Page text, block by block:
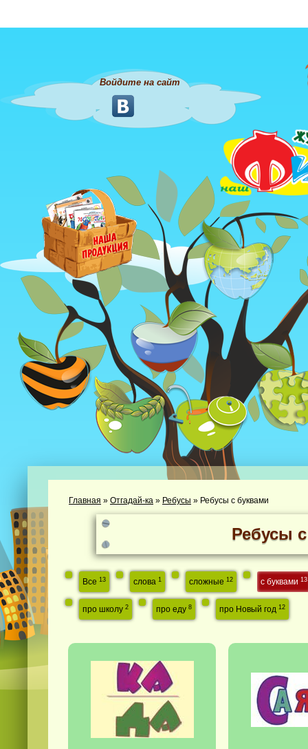
Войдите на сайт
Главная » Отгадай-ка » Ребусы » Ребусы с буквами
Ребусы
Все 13 слова 1 сложные 12 с буквами 13
про школу 2 про еду 8 про Новый год 12